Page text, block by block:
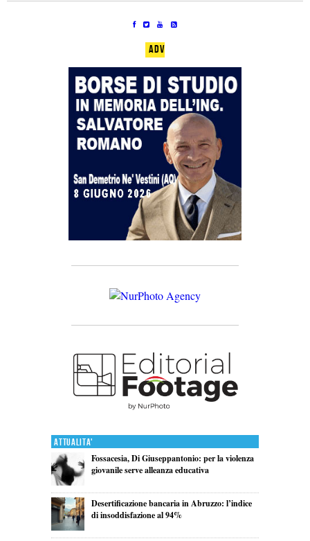
ADV
Attualita'
Fossacesia, Di Giuseppantonio: per la violenza
giovanile serve alleanza educativa
Desertificazione bancaria in Abruzzo: l’indice
di insoddisfazione al 94%